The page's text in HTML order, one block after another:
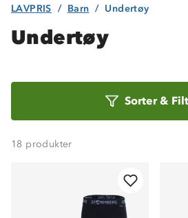
Produktet er lagt i
LAVPRIS Barn Undertøy
Undertøy
Sorter&
18 produkter